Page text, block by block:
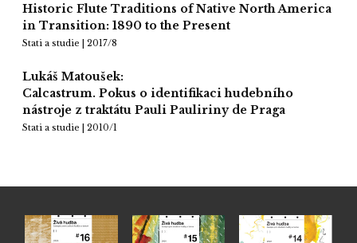
Historic Flute Traditions of Native North America
in Transition: 1890 to the Present
Stati a studie | 2017/8
Lukáš Matoušek:
Calcastrum. Pokus o identifikaci hudebního
nástroje z traktátu Pauli Pauliriny de Praga
Stati a studie | 2010/1